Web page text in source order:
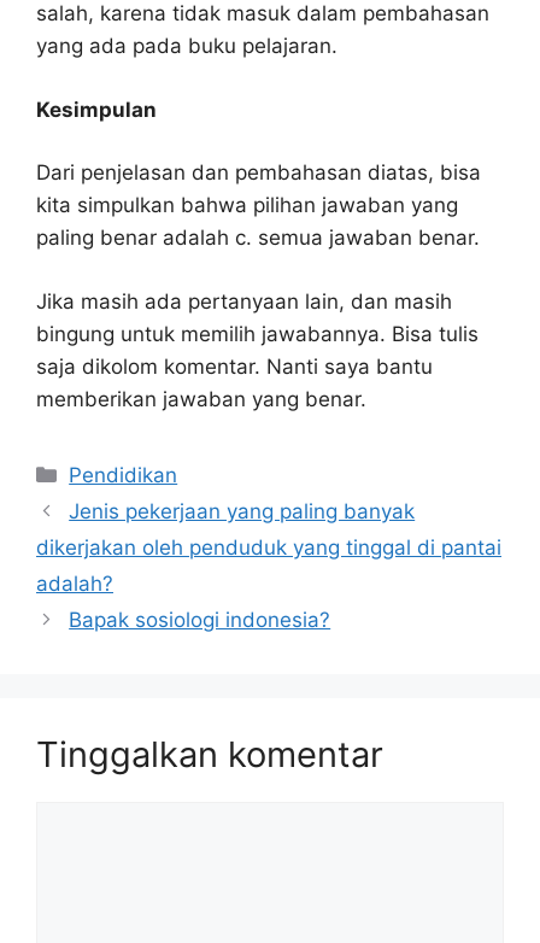
salah, karena tidak masuk dalam pembahasan
yang ada pada buku pelajaran.
Kesimpulan
Dari penjelasan dan pembahasan diatas, bisa
kita simpulkan bahwa pilihan jawaban yang
paling benar adalah c. semua jawaban benar.
Jika masih ada pertanyaan lain, dan masih
bingung untuk memilih jawabannya. Bisa tulis
saja dikolom komentar. Nanti saya bantu
memberikan jawaban yang benar.
Kategori
Pendidikan
Jenis pekerjaan yang paling banyak
dikerjakan oleh penduduk yang tinggal di pantai
adalah?
Bapak sosiologi indonesia?
Tinggalkan komentar